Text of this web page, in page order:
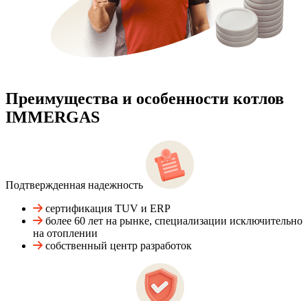
Преимущества и особенности котлов
IMMERGAS
Подтвержденная надежность
сертификация TUV и ERP
более 60 лет на рынке, специализации исключительно
на отоплении
собственный центр разработок